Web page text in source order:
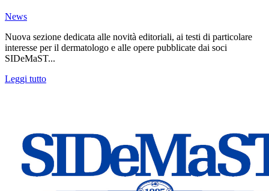
News
Nuova sezione dedicata alle novità editoriali, ai testi di particolare
interesse per il dermatologo e alle opere pubblicate dai soci
SIDeMaST...
Leggi tutto